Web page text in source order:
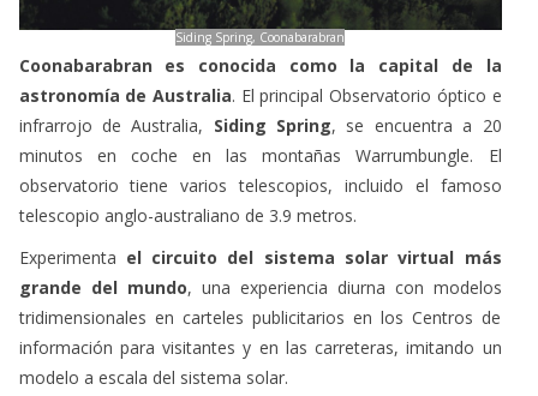
Siding Spring, Coonabarabran
Coonabarabran
es conocida como la capital de la
astronomía de Australia. El principal Observatorio óptico e
infrarrojo de Australia, Siding Spring, se encuentra a 20
minutos en coche en las montañas Warrumbungle. El
observatorio tiene varios telescopios, incluido el famoso
telescopio anglo-australiano de 3.9 metros.
Experimenta el circuito del sistema solar virtual más
grande del mundo, una experiencia diurna con modelos
tridimensionales en carteles publicitarios en los Centros de
información para visitantes y en las carreteras, imitando un
modelo a escala del sistema solar.